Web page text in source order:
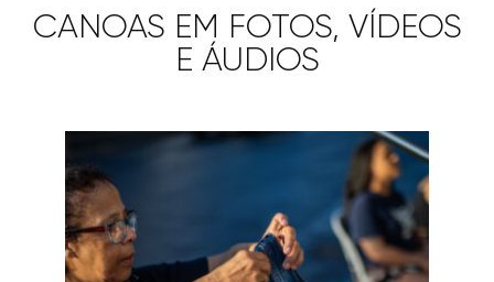
CANOAS EM FOTOS, VÍDEOS
E ÁUDIOS